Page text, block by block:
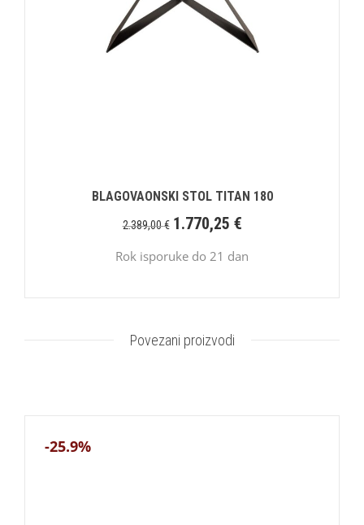
BLAGOVAONSKI STOL TITAN 180
2.389,00€ 1.770,25 €
Rok isporuke do 21 dan
Povezani proizvodi
-25.9%